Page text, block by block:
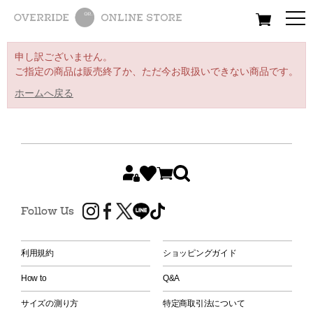
All Women Men
申し訳ございません。
ご指定の商品は販売終了か、ただ今お取扱いできない商品です。
ホームへ戻る
Follow Us
利用規約 ショッピングガイド
How to Q&A
サイズの測り方 特定商取引法について